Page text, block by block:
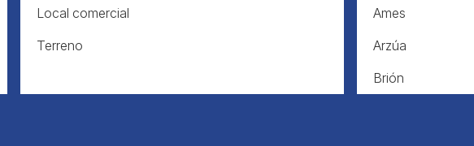
Local comercial
Terreno
Ames
Arzúa
Brión